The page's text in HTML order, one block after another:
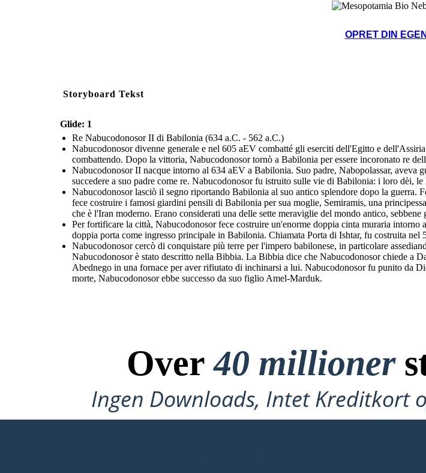
OPRET DIN
Storyboard Tekst
Glide: 1
Re Nabucodonosor II di Babilonia (634 a.C. - 562 a.C.)
Nabucodonosor divenne generale e nel 605 aEV combatté gli eserciti dell'Egitto e
combattendo. Dopo la vittoria, Nabucodonosor tornò a Babilonia per essere incoronato re
Nabucodonosor II nacque intorno al 634 aEV a Babilonia. Suo padre, Nabopolassar,
succedere a suo padre come re. Nabucodonosor fu istruito sulle vie di Babilonia: i loro dèi,
Nabucodonosor lasciò il segno riportando Babilonia al suo antico splendore dopo la
fece costruire i famosi giardini pensili di Babilonia per sua moglie, Semiramis, una
che è l'Iran moderno. Erano considerati una delle sette meraviglie del mondo antico, sebbene
Per fortificare la città, Nabucodonosor fece costruire un'enorme doppia cinta muraria
doppia porta come ingresso principale in Babilonia. Chiamata Porta di Ishtar, fu costruita nel
Nabucodonosor cercò di conquistare più terre per l'impero babilonese, in particolare
Nabucodonosor è stato descritto nella Bibbia. La Bibbia dice che Nabucodonosor chiede a
Abednego in una fornace per aver rifiutato di inchinarsi a lui. Nabucodonosor fu punito da
morte, Nabucodonosor ebbe successo da suo figlio Amel-Marduk.
Over40 millioner
Ingen Downloads, Intet Kreditkort